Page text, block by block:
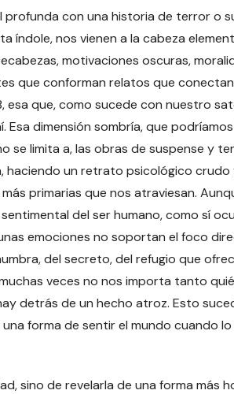
con una historia de terror o
índole, nos vienen a la cabeza
motivaciones oscuras,
que conforman relatos que
esa que, como sucede con nuestro
dimensión sombría, que
se limita a, las obras de suspense y
haciendo un retrato psicológico crudo
primarias que nos atraviesan.
del ser humano, como sí
emociones no soportan el foco
del secreto, del refugio que
veces no nos importa tanto
detrás de un hecho atroz. Esto
forma de sentir el mundo cuando
sino de revelarla de una forma más